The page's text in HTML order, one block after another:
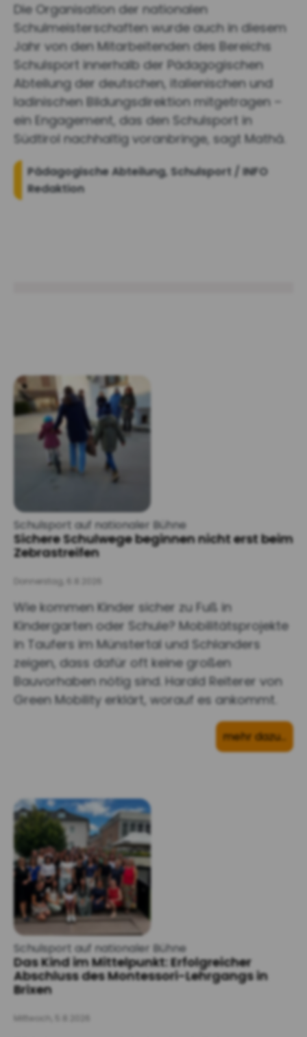
Die Organisation der nationalen
Schulmeisterschaften wurde auch in diesem
Jahr von den Mitarbeitenden des Bereichs
Schulsport innerhalb der Pädagogischen
Abteilung der deutschen, italienischen und
ladinischen Bildungsdirektion mitgetragen –
ein Engagement, das den Schulsport in
Südtirol nachhaltig voranbringe, sagt Mathá.
Pädagogische Abteilung, Schulsport / INFO
Redaktion
Schulsport auf nationaler Bühne
Sichere Schulwege beginnen nicht erst beim
Zebrastreifen
Donnerstag, 6.8.2026
Wie kommen Kinder sicher zu Fuß in
Kindergarten oder Schule? Mobilitätsprojekte
in Taufers im Münstertal und Schlanders
zeigen, dass dafür oft keine großen
Bauvorhaben nötig sind. Harald Reiterer von
Green Mobility erklärt, worauf es ankommt.
mehr dazu…
Schulsport auf nationaler Bühne
Das Kind im Mittelpunkt: Erfolgreicher
Abschluss des Montessori-Lehrgangs in
Brixen
Mittwoch, 5.8.2026